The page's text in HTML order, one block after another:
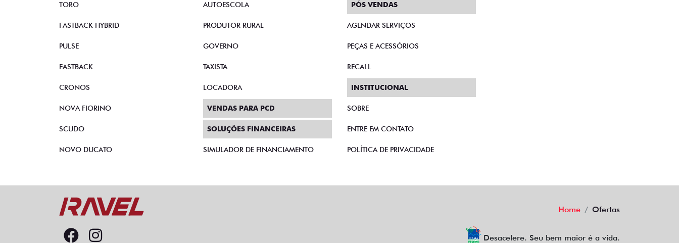
TORO
FASTBACK HYBRID
PULSE
FASTBACK
CRONOS
NOVA FIORINO
SCUDO
NOVO DUCATO
AUTOESCOLA
PRODUTOR RURAL
GOVERNO
TAXISTA
LOCADORA
VENDAS PARA PCD
SOLUÇÕES FINANCEIRAS
SIMULADOR DE FINANCIAMENTO
PÓS VENDAS
AGENDAR SERVIÇOS
PEÇAS E ACESSÓRIOS
RECALL
INSTITUCIONAL
SOBRE
ENTRE EM CONTATO
POLÍTICA DE PRIVACIDADE
Home Ofertas
Desacelere. Seu bem maior é a vida.